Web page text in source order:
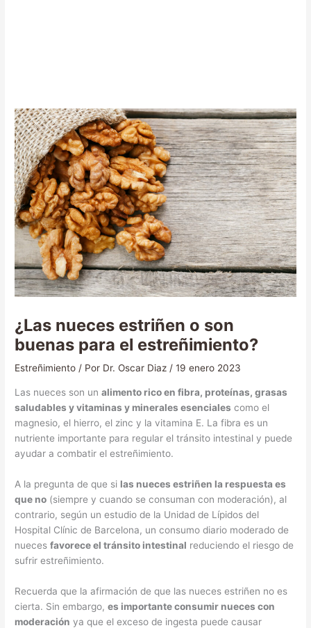
¿Las nueces estriñen o son
buenas para el estreñimiento?
Estreñimiento / Por Dr. Oscar Diaz/19 enero 2023
Las nueces son unalimento rico en fibra, proteínas, grasas
saludables y vitaminas y minerales esenciales como el
magnesio, el hierro, el zinc y la vitamina E. La fibra es un
nutriente importante para regular el tránsito intestinal y puede
ayudar a combatir el estreñimiento.
A la pregunta de que si las nueces estriñen la respuesta es
que no (siempre y cuando se consuman con moderación), al
contrario, según un estudio de la Unidad de Lípidos del
Hospital Clínic de Barcelona, un consumo diario moderado de
nuecesfavorece el tránsito intestinal reduciendo el riesgo de
sufrir estreñimiento.
Recuerda que la afirmación de que las nueces estriñen no es
cierta. Sin embargo,es importante consumir nueces con
moderación ya que el exceso de ingesta puede causar